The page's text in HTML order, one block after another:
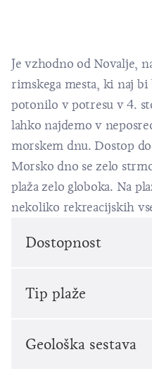
Je vzhodno od Novalje,
rimskega mesta, ki naj
potonilo v potresu v 4.
lahko najdemo v
morskem dnu. Dostop
Morsko dno se zelo
plaža zelo globoka. Na
nekoliko rekreacijskih
Dostopnost
Tip plaže
Geološka sestava